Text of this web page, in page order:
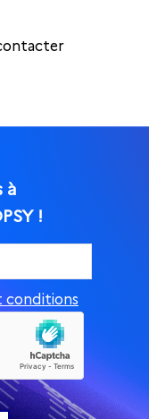
à
!
conditions